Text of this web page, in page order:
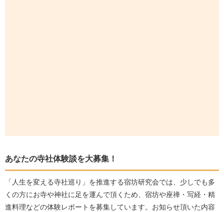
あなたの寺社体験談を大募集！
「人生を変える寺社巡り」を推進する宿坊研究会では、少しでも多
くの方にお寺や神社に足を運んで頂くため、宿坊や座禅・写経・精
進料理などの体験レポートを募集しています。お知らせ頂いた内容